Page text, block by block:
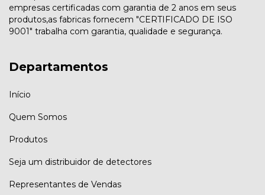
empresas certificadas com garantia de 2 anos em seus
produtos,as fabricas fornecem "CERTIFICADO DE ISO
9001" trabalha com garantia, qualidade e segurança.
Departamentos
Início
Quem Somos
Produtos
Seja um distribuidor de detectores
Representantes de Vendas